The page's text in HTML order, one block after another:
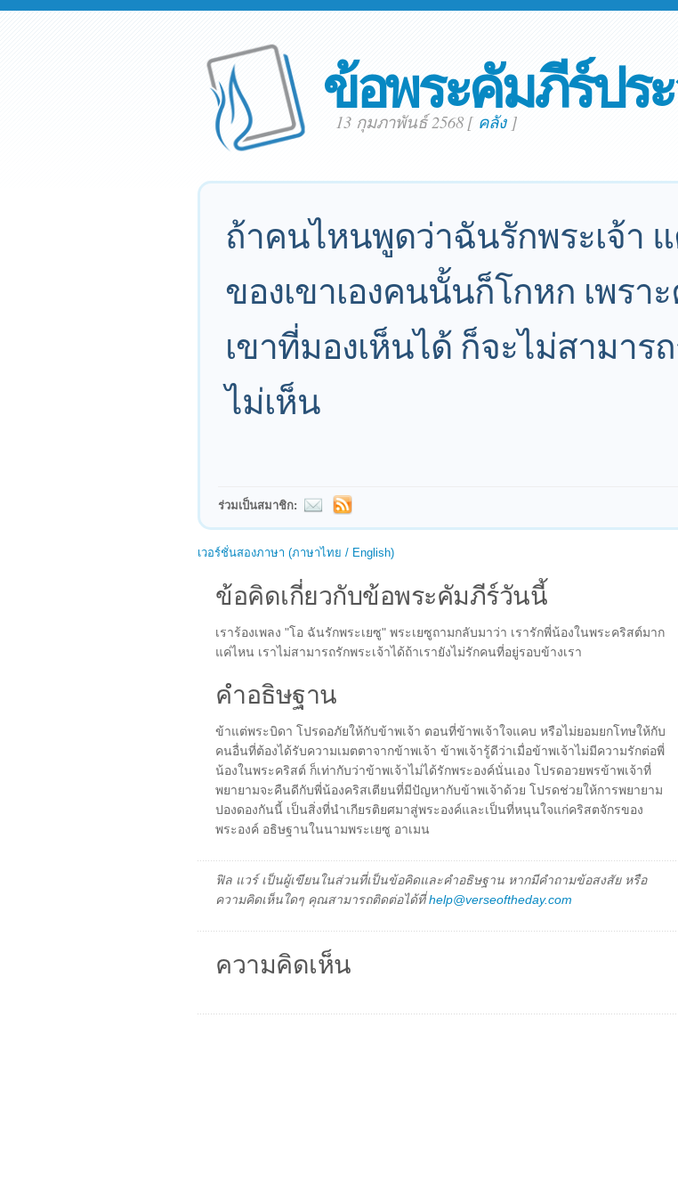
ข้อพระคัมภีร์ปร
13 กุมภาพันธ์ 2568 [ คลัง]
ถ้าคนไหนพูดว่าฉันรักพระเจ้า
ของเขาเองคนนั้นก็โกหก เพร
เขาที่มองเห็นได้ ก็จะไม่สามาร
ไม่เห็น
ร่วมเป็นสมาชิก:
เวอร์ชั่นสองภาษา (ภาษาไทย / English)
ข้อคิดเกี่ยวกับข้อพระคัมภีร์วันนี้
เราร้องเพลง "โอ ฉันรักพระเยซู" พระเยซูถามกลับมาว่า เรารักพี่น้องในพระคริสต์มาก
แค่ไหน เราไม่สามารถรักพระเจ้าได้ถ้าเรายังไม่รักคนที่อยู่รอบข้างเรา
คำอธิษฐาน
ข้าแต่พระบิดา โปรดอภัยให้กับข้าพเจ้า ตอนที่ข้าพเจ้าใจแคบ หรือไม่ยอมยกโทษให้กับ
คนอื่นที่ต้องได้รับความเมตตาจากข้าพเจ้า ข้าพเจ้ารู้ดีว่าเมื่อข้าพเจ้าไม่มีความรักต่อพี่
น้องในพระคริสต์ ก็เท่ากับว่าข้าพเจ้าไม่ได้รักพระองค์นั่นเอง โปรดอวยพรข้าพเจ้าที่
พยายามจะคืนดีกับพี่น้องคริสเตียนที่มีปัญหากับข้าพเจ้าด้วย โปรดช่วยให้การพยายาม
ปองดองกันนี้ เป็นสิ่งที่นำเกียรติยศมาสู่พระองค์และเป็นที่หนุนใจแก่คริสตจักรของ
พระองค์ อธิษฐานในนามพระเยซู อาเมน
ฟิล แวร์ เป็นผู้เขียนในส่วนที่เป็นข้อคิดและคำอธิษฐาน หากมีคำถามข้อสงสัย หรือ
ความคิดเห็นใดๆ คุณสามารถติดต่อได้ที่help@verseoftheday.com
ความคิดเห็น